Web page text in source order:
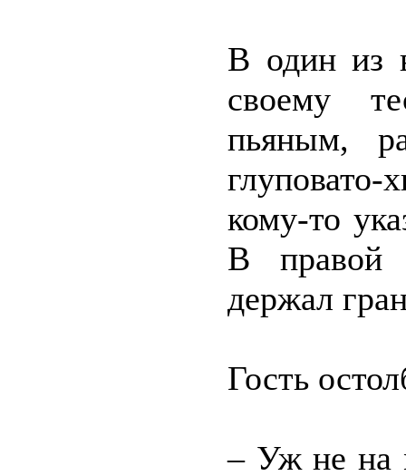
В один из
своему
пьяным,
кому-то
В правой
держал
Гость
– Уж не на